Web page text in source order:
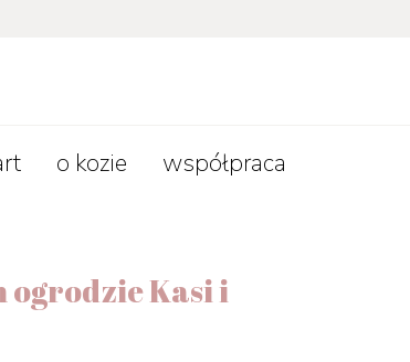
o kozie współpraca
Kasi i